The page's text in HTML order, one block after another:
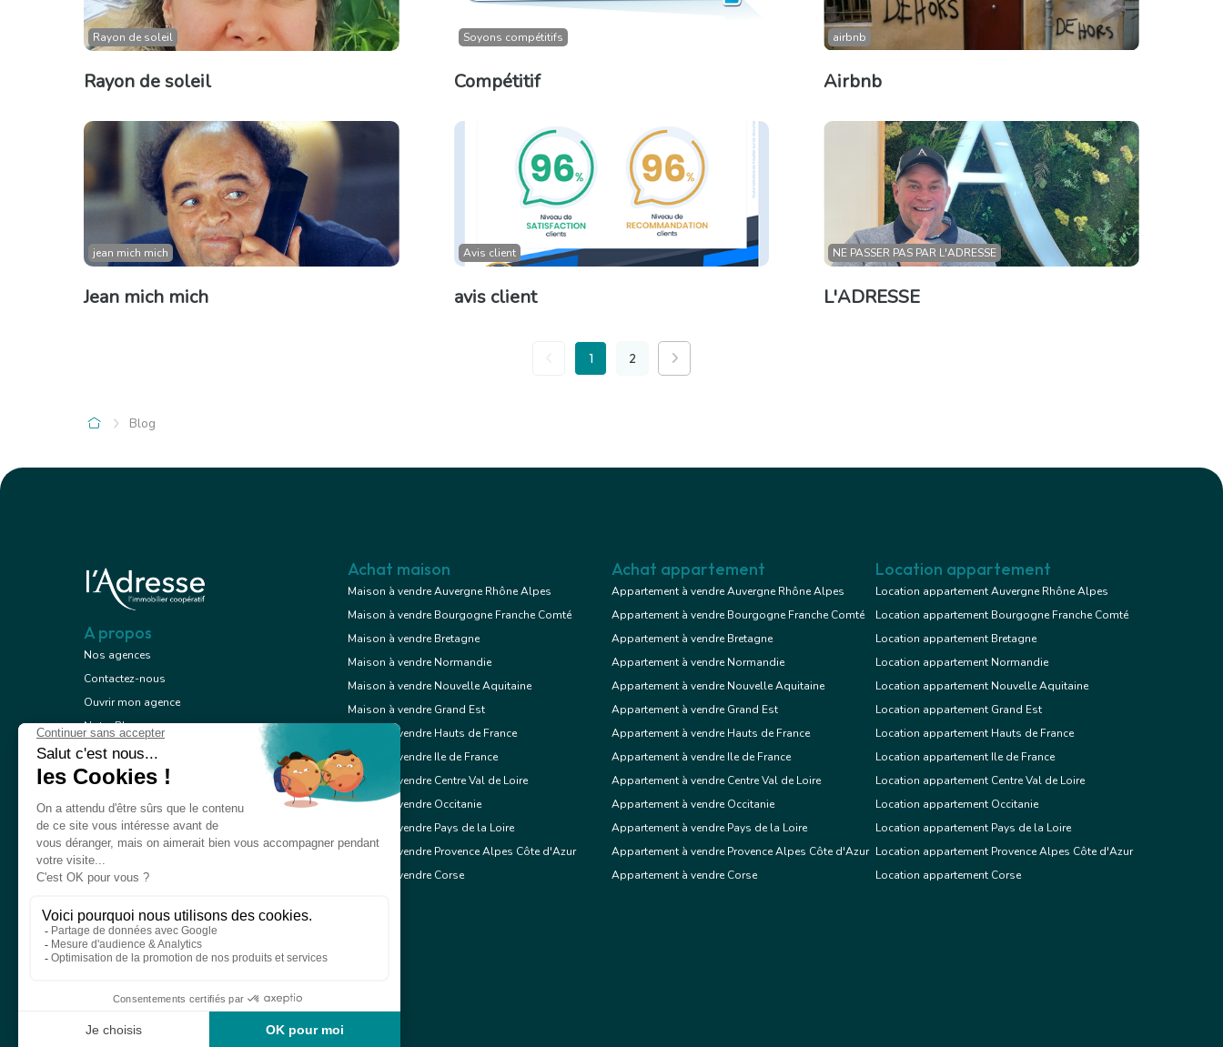
Rayon de soleil
Rayon de soleil
Soyons compétitifs
Compétitif
airbnb
Airbnb
jean mich mich
Jean mich mich
Avis client
avis client
NE PASSER PAS PAR L'ADRESSE
L'ADRESSE
1 2
Blog
A propos
Nos agences
Contactez-nous
Ouvrir mon agence
Notre Blog
Mentions légales
Conception
© 2026 Réseau immobilier l'Adresse
Achat maison
Maison à vendre Auvergne Rhône Alpes
Maison à vendre Bourgogne Franche Comté
Maison à vendre Bretagne
Maison à vendre Normandie
Maison à vendre Nouvelle Aquitaine
Maison à vendre Grand Est
Maison à vendre Hauts de France
Maison à vendre Ile de France
Maison à vendre Centre Val de Loire
Maison à vendre Occitanie
Maison à vendre Pays de la Loire
Maison à vendre Provence Alpes Côte d'Azur
Maison à vendre Corse
Achat appartement
Appartement à vendre Auvergne Rhône Alpes
Appartement à vendre Bourgogne Franche Comté
Appartement à vendre Bretagne
Appartement à vendre Normandie
Appartement à vendre Nouvelle Aquitaine
Appartement à vendre Grand Est
Appartement à vendre Hauts de France
Appartement à vendre Ile de France
Appartement à vendre Centre Val de Loire
Appartement à vendre Occitanie
Appartement à vendre Pays de la Loire
Appartement à vendre Provence Alpes Côte d'Azur
Appartement à vendre Corse
Location appartement
Location appartement Auvergne Rhône Alpes
Location appartement Bourgogne Franche Comté
Location appartement Bretagne
Location appartement Normandie
Location appartement Nouvelle Aquitaine
Location appartement Grand Est
Location appartement Hauts de France
Location appartement Ile de France
Location appartement Centre Val de Loire
Location appartement Occitanie
Location appartement Pays de la Loire
Location appartement Provence Alpes Côte d'Azur
Location appartement Corse